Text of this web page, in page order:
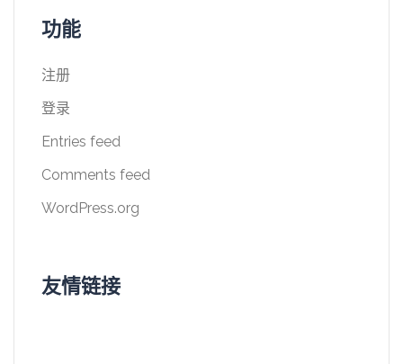
功能
注册
登录
Entries feed
Comments feed
WordPress.org
友情链接